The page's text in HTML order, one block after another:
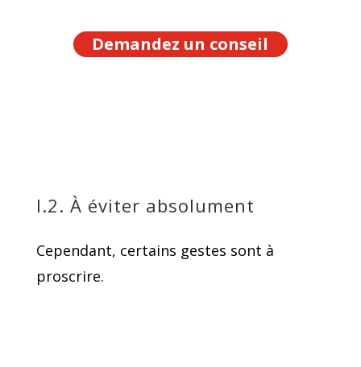
Demandez un conseil
I.2. À éviter absolument
Cependant, certains gestes sont à
proscrire.